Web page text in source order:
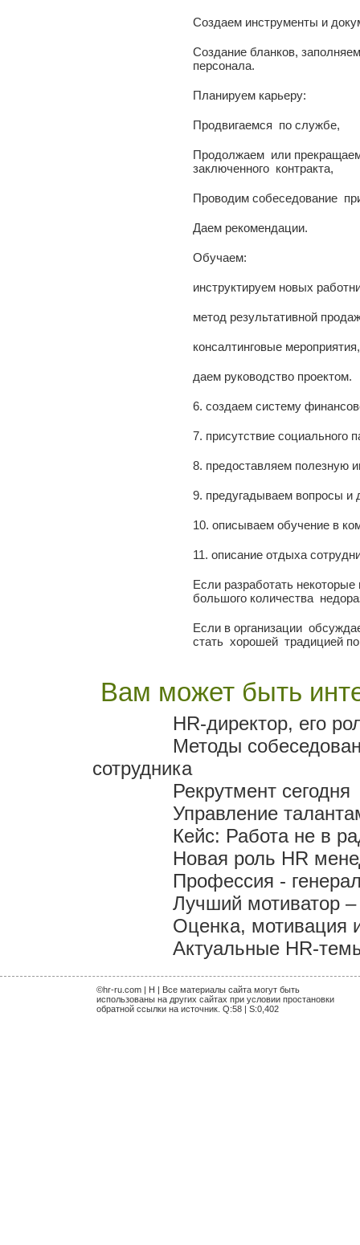
Создаем инструменты и
Создание бланков,
персонала.
Планируем карьеру:
Продвигаемся по службе,
Продолжаем или
заключенного контракта,
Проводим собеседование
Даем рекомендации.
Обучаем:
инструктируем новых
метод результативной
консалтинговые мероприятия,
даем руководство проектом.
6. создаем систему
7. присутствие социального
8. предоставляем полезную
9. предугадываем вопросы и
10. описываем обучение в
11. описание отдыха
Если разработать
большого количества
Если в организации
стать хорошей традицией
Вам может быть
HR-директор, его
Методы
сотрудника
Рекрутмент сегодня
Управление
Кейс: Работа не в
Новая роль HR
Профессия -
Лучший мотиватор –
Оценка, мотивация
Актуальные HR-
©hr-ru.com | H | Все материалы сайта могут быть
использованы на других сайтах при условии простановки
обратной ссылки на источник. Q:58 | S:0,402